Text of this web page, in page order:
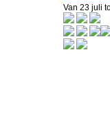
Van 23 juli